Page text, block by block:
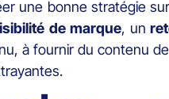
une bonne stratégie
de marque, un
à fournir du contenu